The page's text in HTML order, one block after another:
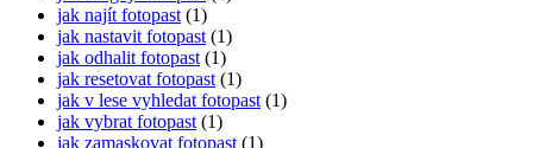
jak najít fotopast (1)
jak nastavit fotopast (1)
jak odhalit fotopast (1)
jak resetovat fotopast (1)
jak v lese vyhledat fotopast (1)
jak vybrat fotopast (1)
jak zamaskovat fotopast (1)